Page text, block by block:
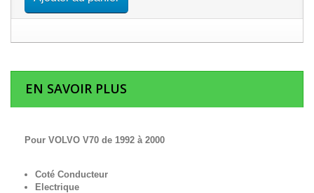
EN SAVOIR PLUS
Pour VOLVO V70 de 1992 à 2000
Coté Conducteur
Electrique